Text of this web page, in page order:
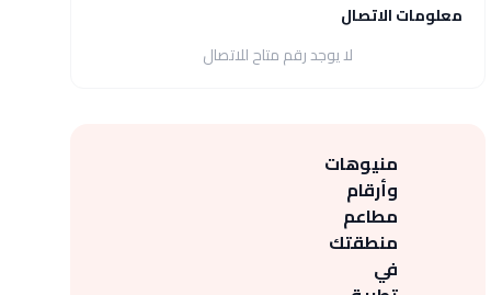
معلومات الاتصال
لا يوجد رقم متاح للاتصال
منيوهات
وأرقام
مطاعم
منطقتك
في